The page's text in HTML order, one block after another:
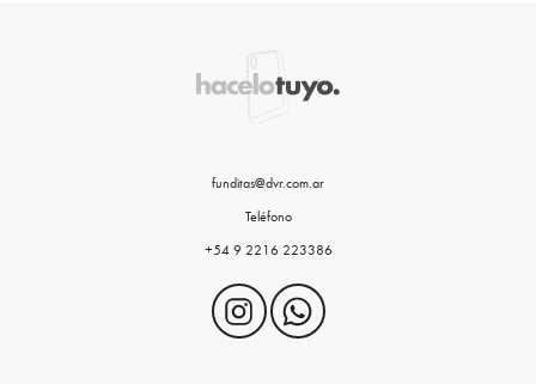
funditas@dvr.com.ar
Teléfono
+54 9 2216 223386